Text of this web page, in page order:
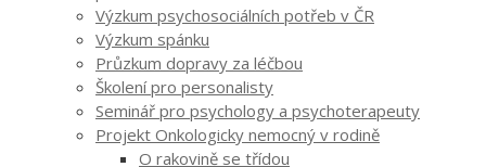
Výzkum psychosociálních potřeb v ČR
Výzkum spánku
Průzkum dopravy za léčbou
Školení pro personalisty
Seminář pro psychology a psychoterapeuty
Projekt Onkologicky nemocný v rodině
O rakovině se třídou